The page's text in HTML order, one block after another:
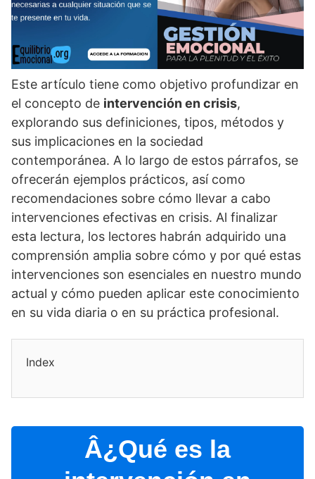
Este artí­culo tiene como objetivo profundizar en
el concepto de intervención en crisis,
explorando sus definiciones, tipos, métodos y
sus implicaciones en la sociedad
contemporánea. A lo largo de estos párrafos, se
ofrecerán ejemplos prácticos, así­ como
recomendaciones sobre cómo llevar a cabo
intervenciones efectivas en crisis. Al finalizar
esta lectura, los lectores habrán adquirido una
comprensión amplia sobre cómo y por qué estas
intervenciones son esenciales en nuestro mundo
actual y cómo pueden aplicar este conocimiento
en su vida diaria o en su práctica profesional.
Index
Â¿Qué es la